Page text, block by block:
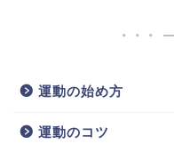
運動の始め方
運動のコツ